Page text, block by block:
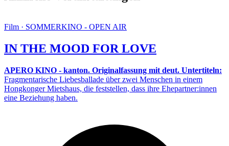
Film · SOMMERKINO - OPEN AIR
IN THE MOOD FOR LOVE
APERO KINO - kanton. Originalfassung mit deut. Untertiteln:
Fragmentarische Liebesballade über zwei Menschen in einem
Hongkonger Mietshaus, die feststellen, dass ihre Ehepartner:innen
eine Beziehung haben.